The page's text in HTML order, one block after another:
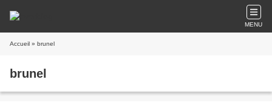
MENU
Accueil » brunel
brunel